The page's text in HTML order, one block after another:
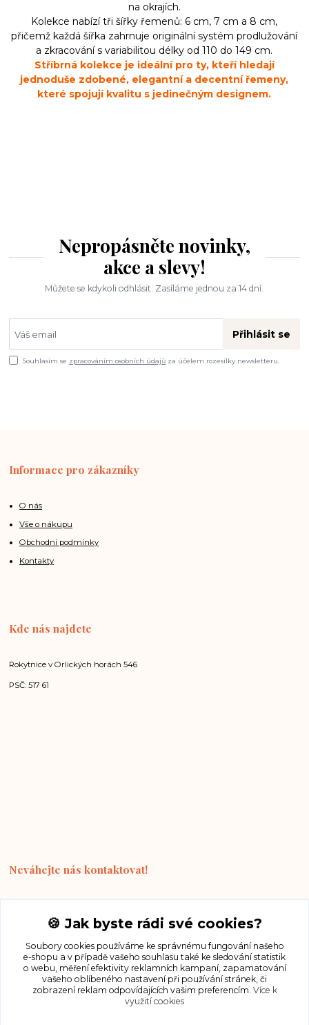
na okrajích.
Kolekce nabízí tři šířky řemenů: 6 cm, 7 cm a 8 cm,
přičemž každá šířka zahrnuje originální systém prodlužování
a zkracování s variabilitou délky od 110 do 149 cm.
Stříbrná kolekce je ideální pro ty, kteří hledají
jednoduše zdobené, elegantní a decentní řemeny,
které spojují kvalitu s jedinečným designem.
Nepropásněte novinky,
akce a slevy!
Můžete se kdykoli odhlásit. Zasíláme jednou za 14 dní.
Přihlásit se
Souhlasím se zpracováním osobních údajů za účelem rozesílky newsletteru.
Informace pro zákazníky
O nás
Vše o nákupu
Obchodní podmínky
Kontakty
Kde nás najdete
Rokytnice v Orlických horách 546
PSČ: 517 61
Neváhejte nás kontaktovat!
+420 490 510 678
hemrstraps@gmail.com
🍪 Jak byste rádi své cookies?
Soubory cookies používáme ke správnému fungování našeho
e-shopu a v případě vašeho souhlasu také ke sledování statistik
o webu, měření efektivity reklamních kampaní, zapamatování
vašeho oblíbeného nastavení při používání stránek, či
zobrazení reklam odpovídajících vašim preferencím. Více k
využití cookies